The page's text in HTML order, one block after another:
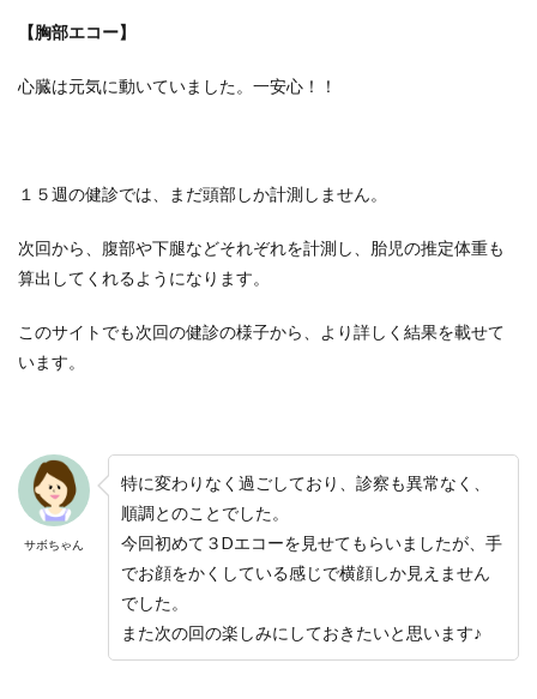
【胸部エコー】
心臓は元気に動いていました。一安心！！
１５週の健診では、まだ頭部しか計測しません。
次回から、腹部や下腿などそれぞれを計測し、胎児の推定体重も
算出してくれるようになります。
このサイトでも次回の健診の様子から、より詳しく結果を載せて
います。
サボちゃん
特に変わりなく過ごしており、診察も異常なく、
順調とのことでした。
今回初めて３Dエコーを見せてもらいましたが、手
でお顔をかくしている感じで横顔しか見えません
でした。
また次の回の楽しみにしておきたいと思います♪